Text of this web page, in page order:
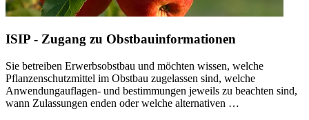
ISIP - Zugang zu Obstbauinformationen
Sie betreiben Erwerbsobstbau und möchten wissen, welche
Pflanzenschutzmittel im Obstbau zugelassen sind, welche
Anwendungauflagen- und bestimmungen jeweils zu beachten sind,
wann Zulassungen enden oder welche alternativen …